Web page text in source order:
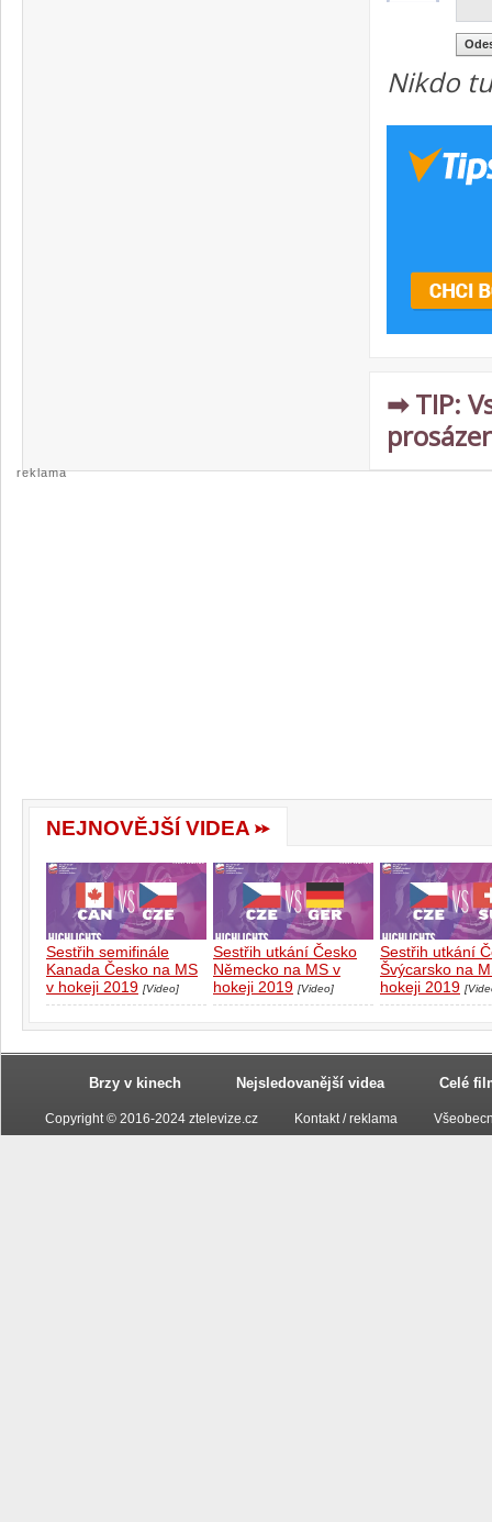
Nikdo
➡ TIP:
reklama
NEJNOVĚJŠÍ VIDEA
Sestřih semifinále
Kanada Česko na MS
v hokeji 2019 [Video]
Sestřih utkání Česko
Německo na MS v
hokeji 2019 [Video]
Sestřih utkání
Švýcarsko na
hokeji 2019
Brzy v kinech Nejsledovanější videa Celé
Copyright © 2016-2024 ztelevize.cz Kontakt / reklama